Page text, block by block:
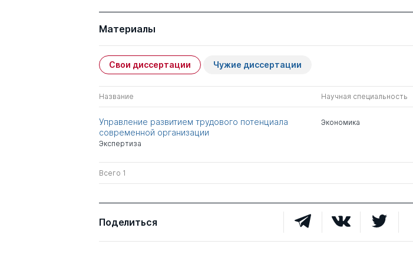
Материалы
Свои диссертации Чужие диссертации
Название Научная специальность
Управление развитием трудового потенциала
современной организации
Экспертиза
Экономика
Всего 1
Поделиться